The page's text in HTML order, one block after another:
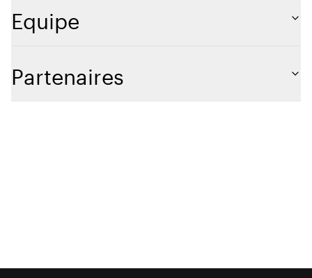
Equipe
Partenaires